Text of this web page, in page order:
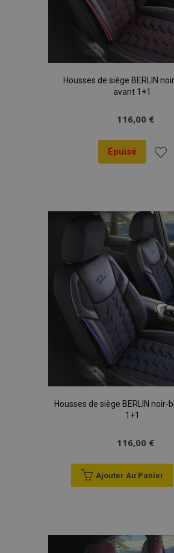
Housses de siège BERLIN
avant 1+1
116,00 €
Épuisé
liste
Housses de siège BERLIN noir-
1+1
116,00 €
Ajouter Au Panier